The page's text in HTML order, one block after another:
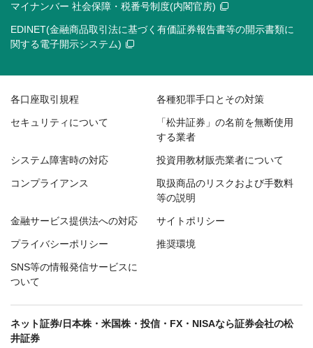
マイナンバー 社会保障・税番号制度(内閣官房)
EDINET(金融商品取引法に基づく有価証券報告書等の開示書類に
関する電子開示システム)
各口座取引規程 各種犯罪手口とその対策
セキュリティについて
「松井証券」の名前を無断使用
する業者
システム障害時の対応 投資用教材販売業者について
コンプライアンス
取扱商品のリスクおよび手数料
等の説明
金融サービス提供法への対応 サイトポリシー
プライバシーポリシー 推奨環境
SNS等の情報発信サービスに
ついて
ネット証券/日本株・米国株・投信・FX・NISAなら証券会社の松
井証券